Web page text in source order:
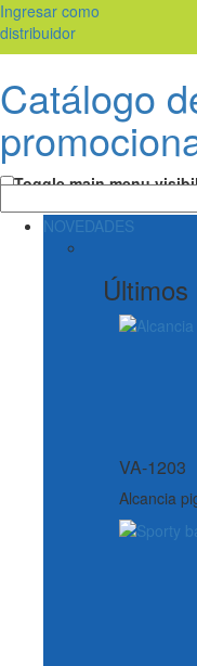
Ingresar como
distribuidor
Catálogo
Toggle main menu
NOVEDADES
VA-1203
Alcancia